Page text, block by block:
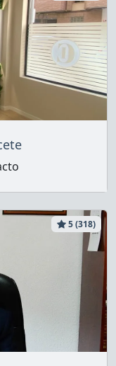
5 (318)